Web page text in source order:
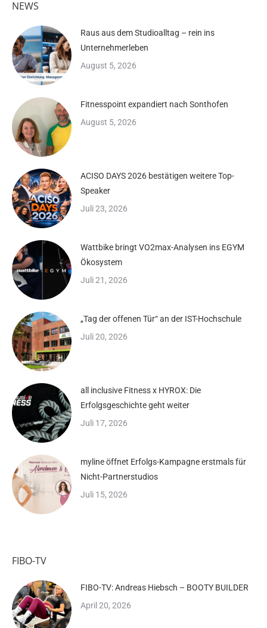
NEWS
Raus aus dem Studioalltag – rein ins
Unternehmerleben
August 5, 2026
Fitnesspoint expandiert nach Sonthofen
August 5, 2026
ACISO DAYS 2026 bestätigen weitere Top-
Speaker
Juli 23, 2026
Wattbike bringt VO2max-Analysen ins EGYM
Ökosystem
Juli 21, 2026
„Tag der offenen Tür“ an der IST-Hochschule
Juli 20, 2026
all inclusive Fitness x HYROX: Die
Erfolgsgeschichte geht weiter
Juli 17, 2026
myline öffnet Erfolgs-Kampagne erstmals für
Nicht-Partnerstudios
Juli 15, 2026
FIBO-TV
FIBO-TV: Andreas Hiebsch – BOOTY BUILDER
April 20, 2026